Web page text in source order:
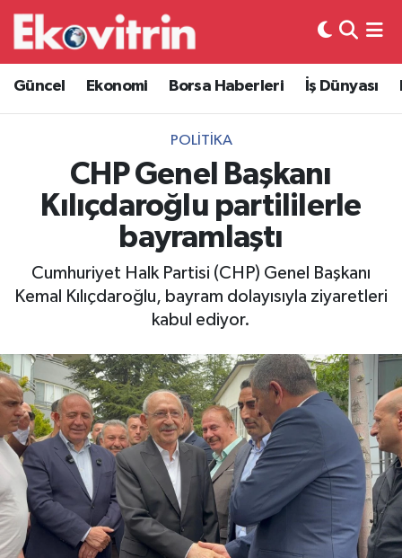
Güncel Ekonomi Borsa Haberleri İş Dünyası
POLITIKA
CHP Genel Başkanı
Kılıçdaroğlu partililerle
bayramlaştı
Cumhuriyet Halk Partisi (CHP) Genel Başkanı
Kemal Kılıçdaroğlu, bayram dolayısıyla ziyaretleri
kabul ediyor.
Güncel
Ekonomi
Borsa Haberleri
İş Dünyası
Otovitrin
Magazin
Gayrimenkul
Spor
Eğitim
Hava Durumu
Trafik Durumu
Süper Lig Puan Durumu ve Fikstür
Tüm Manşetler
Son Dakika Haberleri
Haber Arşivi